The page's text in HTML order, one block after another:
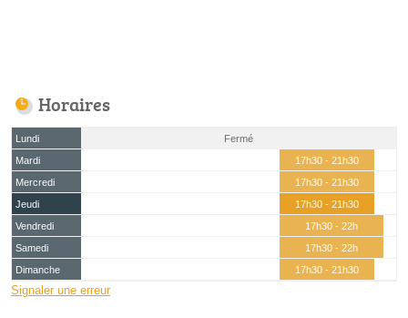
Horaires
Lundi
Fermé
Mardi
17h30 - 21h30
Mercredi
17h30 - 21h30
Jeudi
17h30 - 21h30
Vendredi
17h30 - 22h
Samedi
17h30 - 22h
Dimanche
17h30 - 21h30
Signaler une erreur